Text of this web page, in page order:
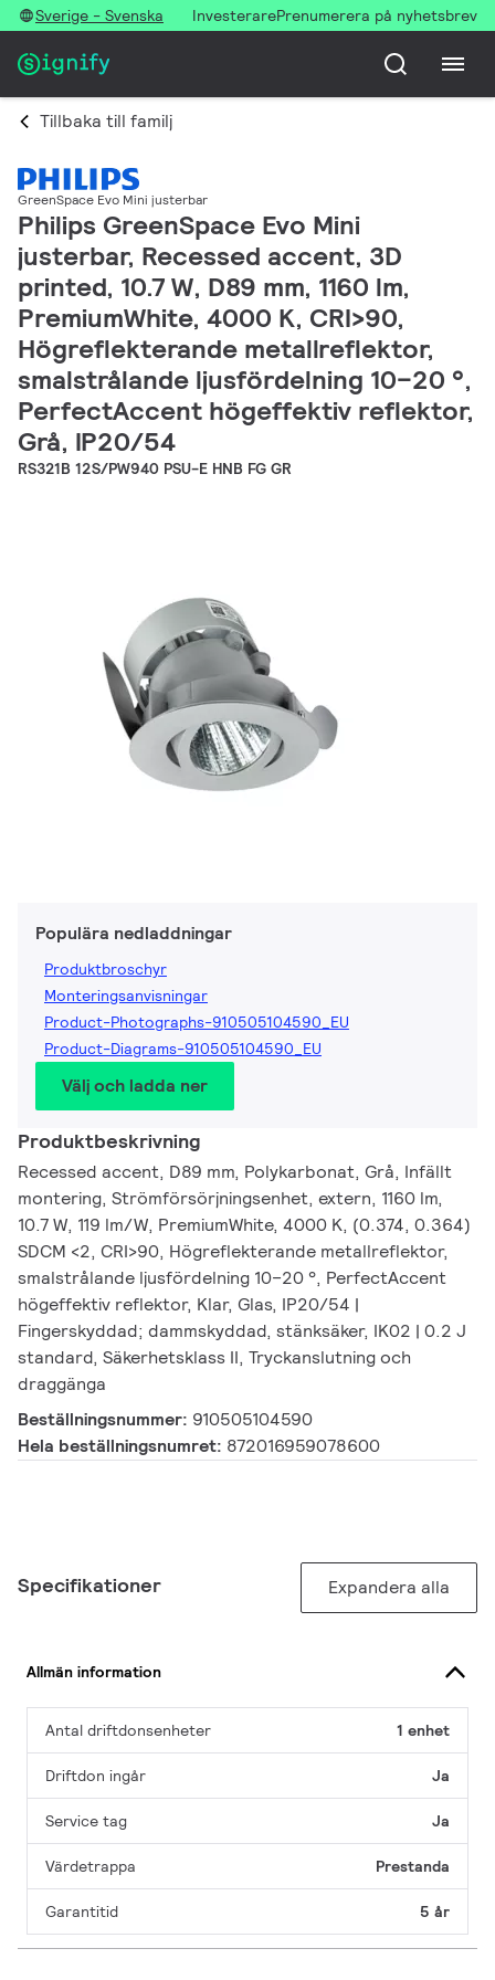
Sverige - Svenska InvesterarePrenumerera på nyhetsbrev
Tillbaka till familj
GreenSpace Evo Mini justerbar
Philips GreenSpace Evo Mini
justerbar, Recessed accent, 3D
printed, 10.7 W, D89 mm, 1160 lm,
PremiumWhite, 4000 K, CRI>90,
Högreflekterande metallreflektor,
smalstrålande ljusfördelning 10–20 °,
PerfectAccent högeffektiv reflektor,
Grå, IP20/54
RS321B 12S/PW940 PSU-E HNB FG GR
Populära nedladdningar
Produktbroschyr
Monteringsanvisningar
Product-Photographs-910505104590_EU
Product-Diagrams-910505104590_EU
Välj och ladda ner
Produktbeskrivning
Recessed accent, D89 mm, Polykarbonat, Grå, Infällt
montering, Strömförsörjningsenhet, extern, 1160 lm,
10.7 W, 119 lm/W, PremiumWhite, 4000 K, (0.374, 0.364)
SDCM <2, CRI>90, Högreflekterande metallreflektor,
smalstrålande ljusfördelning 10–20 °, PerfectAccent
högeffektiv reflektor, Klar, Glas, IP20/54 |
Fingerskyddad; dammskyddad, stänksäker, IK02 | 0.2 J
standard, Säkerhetsklass II, Tryckanslutning och
draggänga
Beställningsnummer: 910505104590
Hela beställningsnumret: 872016959078600
Specifikationer Expandera alla
Allmän information
Antal driftdonsenheter 1 enhet
Driftdon ingår Ja
Service tag Ja
Värdetrappa Prestanda
Garantitid 5 år